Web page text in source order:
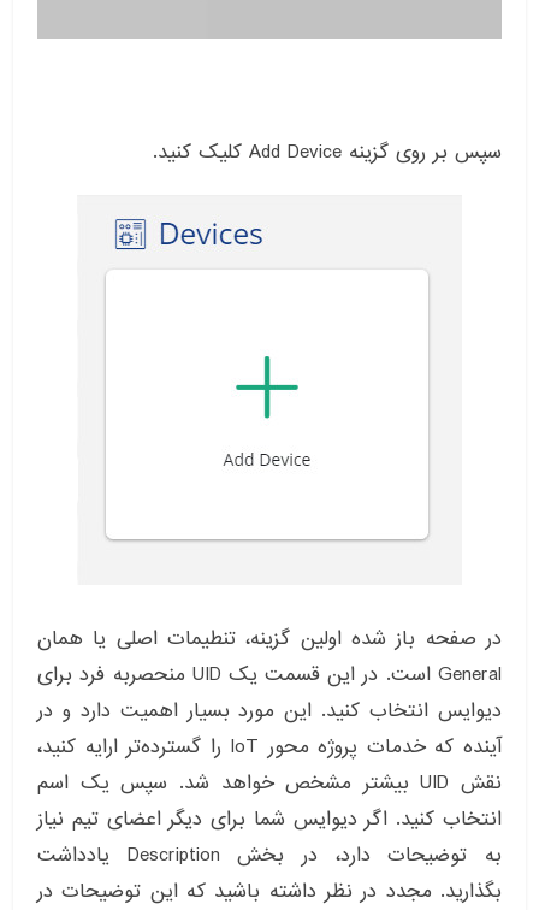
سپس بر روی گزینه Add Device کلیک کنید.
در صفحه باز شده اولین گزینه، تنطیمات اصلی یا همان
General است. در این قسمت یک UID منحصربه فرد برای
دیوایس انتخاب کنید. این مورد بسیار اهمیت دارد و در
آینده که خدمات پروژه محور IoT را گسترده‌تر ارایه کنید،
نقش UID بیشتر مشخص خواهد شد. سپس یک اسم
انتخاب کنید. اگر دیوایس شما برای دیگر اعضای تیم نیاز
به توضیحات دارد، در بخش Description یادداشت
بگذارید. مجدد در نظر داشته باشید که این توضیحات در